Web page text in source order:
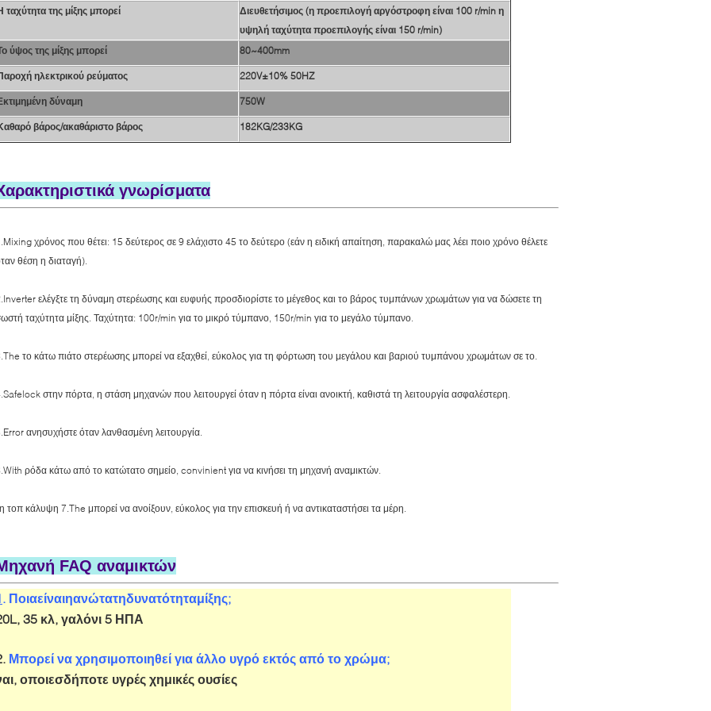
ταχύτητα της μίξης μπορεί
Διευθετήσιμος (η προεπιλογή αργόστροφη είναι 100 r/min η
υψηλή ταχύτητα προεπιλογής είναι 150 r/min)
ύψος της μίξης μπορεί
80~400mm
ηλεκτρικού ρεύματος 220V±10% 50HZ
δύναμη 750W
βάρος/ακαθάριστο βάρος 182KG/233KG
γνωρίσματα
χρόνος που θέτει: 15 δεύτερος σε 9 ελάχιστο 45 το δεύτερο (εάν η ειδική απαίτηση, παρακαλώ μας λέει ποιο χρόνο θέλετε
θέση η διαταγή).
ελέγξτε τη δύναμη στερέωσης και ευφυής προσδιορίστε το μέγεθος και το βάρος τυμπάνων χρωμάτων για να δώσετε τη
ταχύτητα μίξης. Ταχύτητα: 100r/min για το μικρό τύμπανο, 150r/min για το μεγάλο τύμπανο.
το κάτω πιάτο στερέωσης μπορεί να εξαχθεί, εύκολος για τη φόρτωση του μεγάλου και βαριού τυμπάνου χρωμάτων σε το.
στην πόρτα, η στάση μηχανών που λειτουργεί όταν η πόρτα είναι ανοικτή, καθιστά τη λειτουργία ασφαλέστερη.
ανησυχήστε όταν λανθασμένη λειτουργία.
ρόδα κάτω από το κατώτατο σημείο, convinient για να κινήσει τη μηχανή αναμικτών.
τοπ κάλυψη 7.The μπορεί να ανοίξουν, εύκολος για την επισκευή ή να αντικαταστήσει τα μέρη.
FAQ αναμικτών
. Ποιαείναιηανώτατηδυνατότηταμίξης;
35 κλ, γαλόνι 5 ΗΠΑ
Μπορεί να χρησιμοποιηθεί για άλλο υγρό εκτός από το χρώμα;
οποιεσδήποτε υγρές χημικές ουσίες